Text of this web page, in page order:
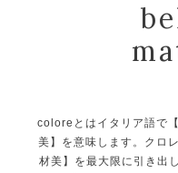
coloreとはイタリア語で
美】を意味します。クロ
材美】を最大限に引き出